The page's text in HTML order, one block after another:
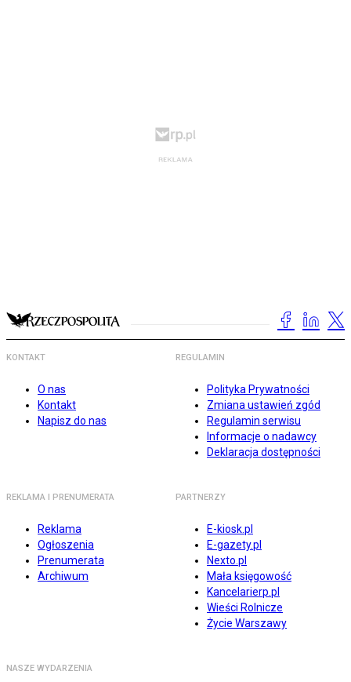
KONTAKT
O nas
Kontakt
Napisz do nas
REGULAMIN
Polityka Prywatności
Zmiana ustawień zgód
Regulamin serwisu
Informacje o nadawcy
Deklaracja dostępności
REKLAMA I PRENUMERATA
Reklama
Ogłoszenia
Prenumerata
Archiwum
PARTNERZY
E-kiosk.pl
E-gazety.pl
Nexto.pl
Mała księgowość
Kancelarierp.pl
Wieści Rolnicze
Życie Warszawy
NASZE WYDARZENIA